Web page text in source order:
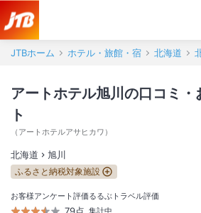
JTBホーム ホテル・旅館・宿 北海道
アートホテル旭川の口コミ・
ト
（ アートホテルアサヒカワ ）
北海道 旭川
ふるさと納税対象施設
お客様アンケート評価るるぶトラベル評価
集計中